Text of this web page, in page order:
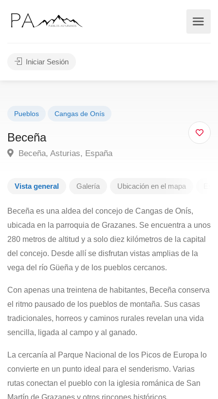
Iniciar Sesión
Pueblos Cangas de Onís
Beceña
Beceña, Asturias, España
Vista general Galería Ubicación en el mapa
Beceña es una aldea del concejo de Cangas de Onís,
ubicada en la parroquia de Grazanes. Se encuentra a unos
280 metros de altitud y a solo diez kilómetros de la capital
del concejo. Desde allí se disfrutan vistas amplias de la
vega del río Güeña y de los pueblos cercanos.
Con apenas una treintena de habitantes, Beceña conserva
el ritmo pausado de los pueblos de montaña. Sus casas
tradicionales, horreos y caminos rurales revelan una vida
sencilla, ligada al campo y al ganado.
La cercanía al Parque Nacional de los Picos de Europa lo
convierte en un punto ideal para el senderismo. Varias
rutas conectan el pueblo con la iglesia románica de San
Martín de Grazanes y otros rincones históricos.